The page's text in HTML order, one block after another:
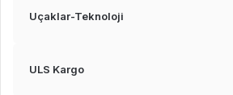
Uçaklar-Teknoloji
ULS Kargo